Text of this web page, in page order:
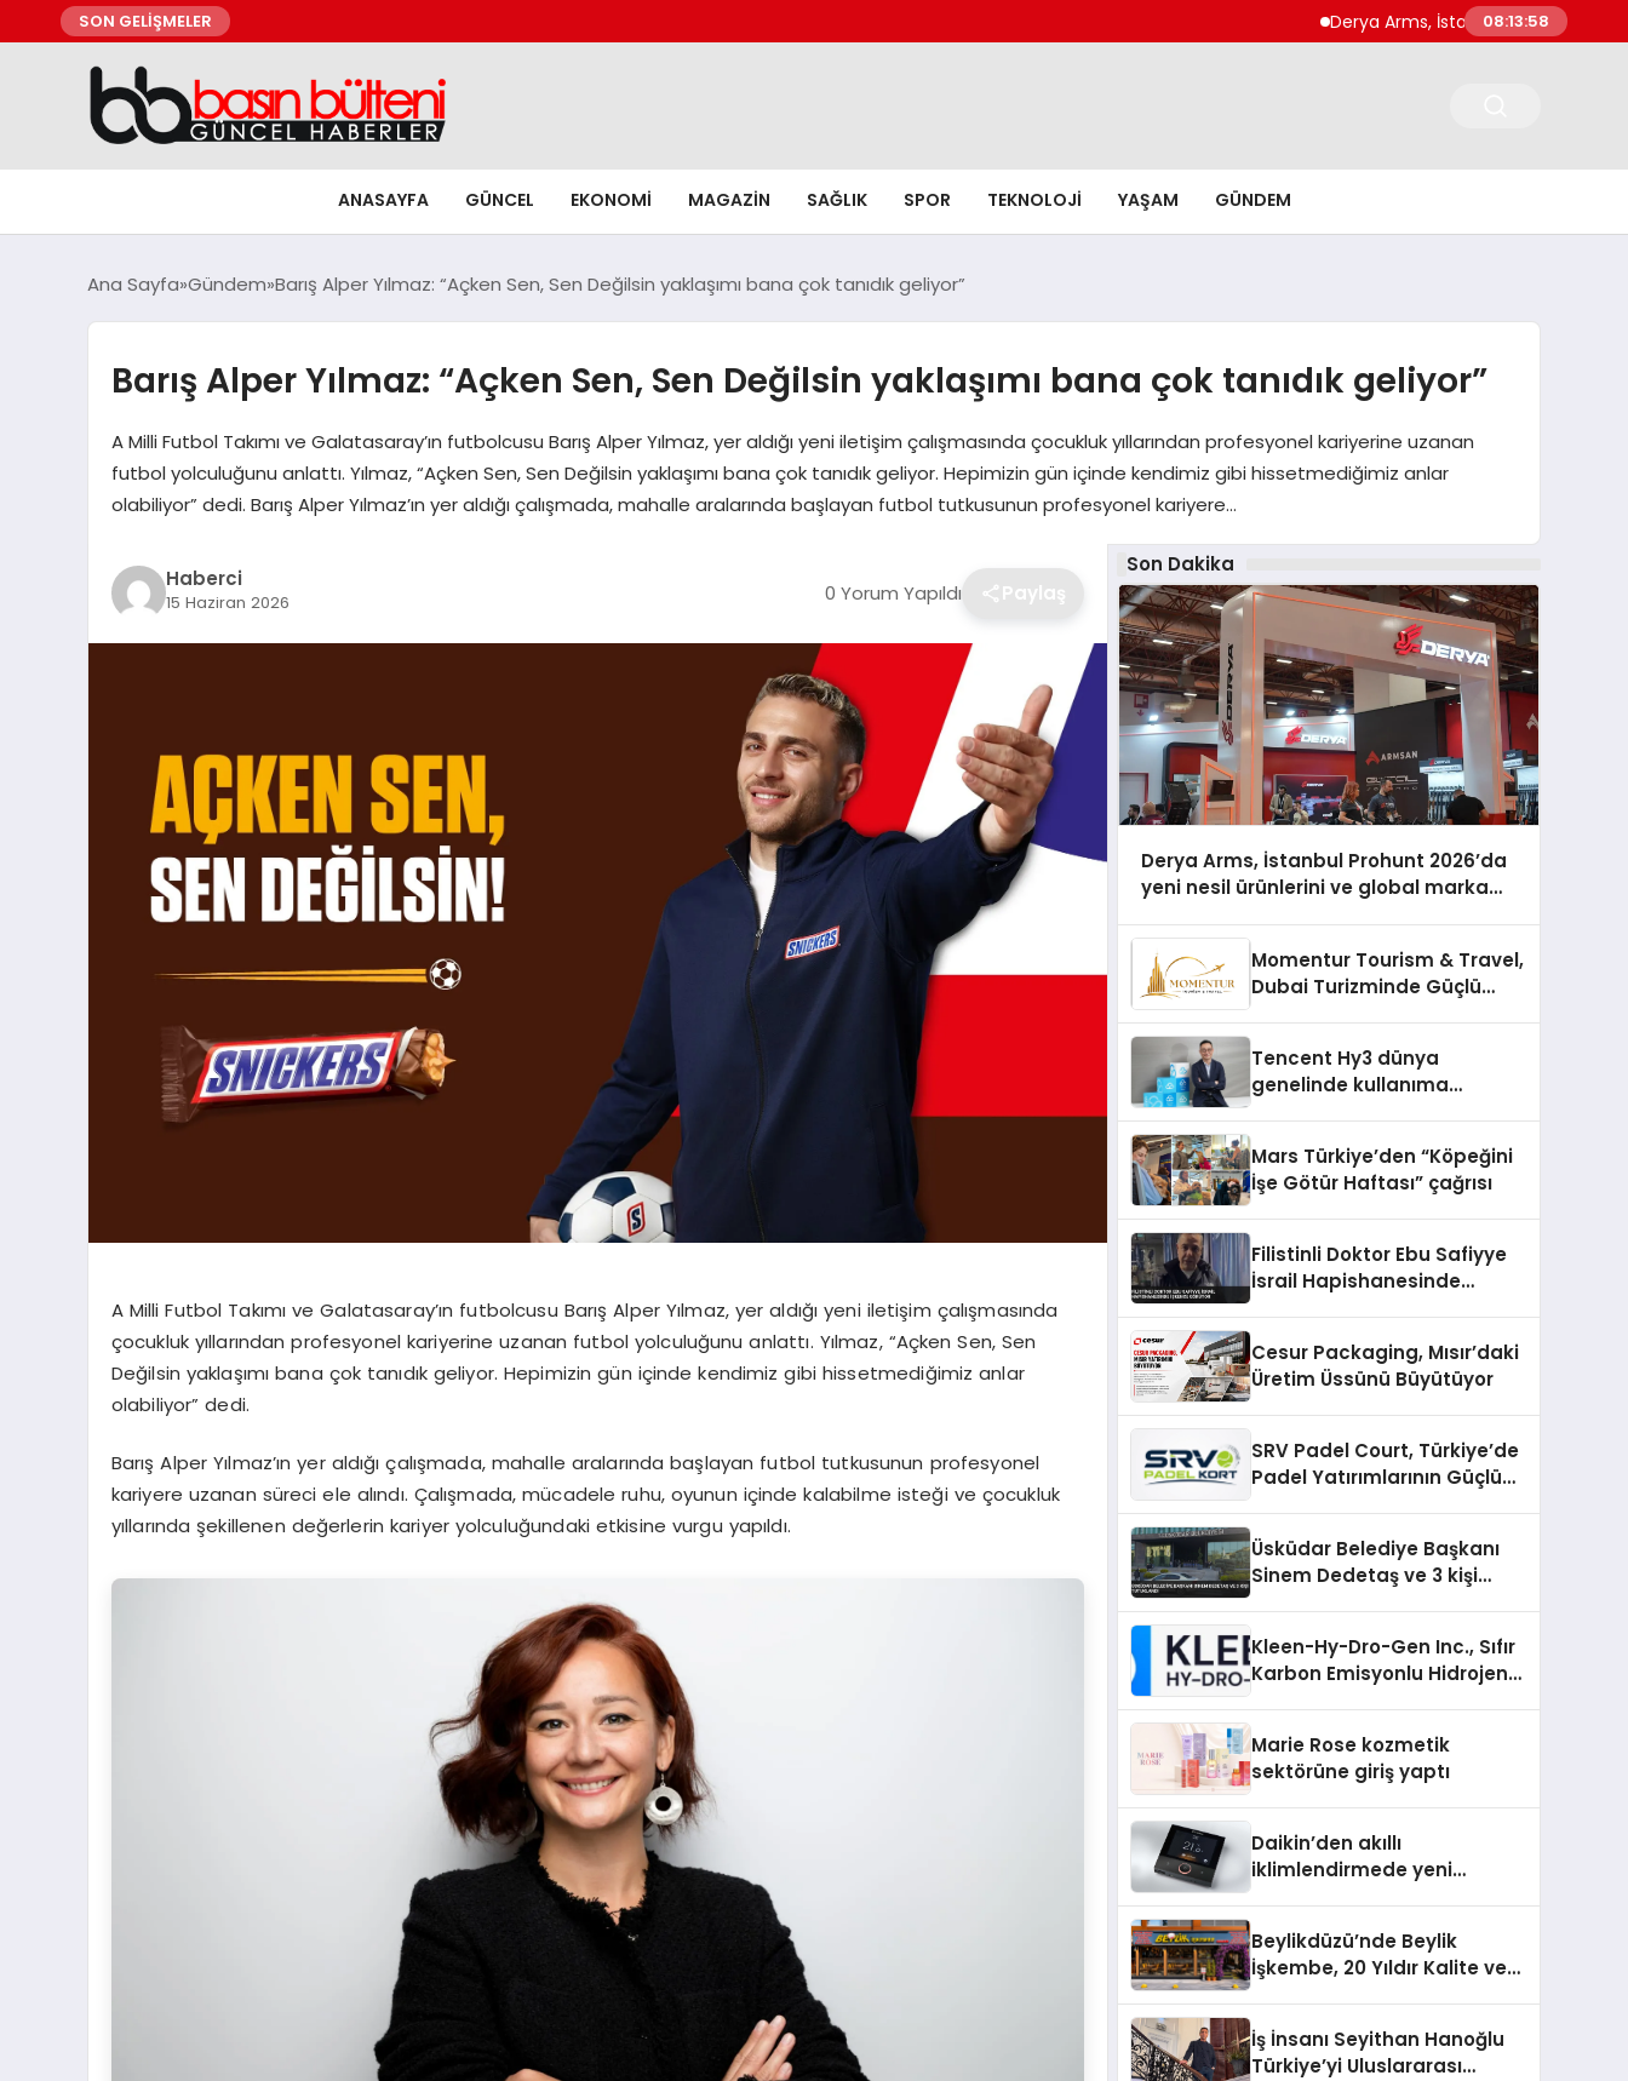
SON GELİŞMELER Derya Arms, İstanbul Prohunt 2026’da
08:13:59
ANASAYFA GÜNCEL EKONOMI MAGAZIN SAĞLIK SPOR TEKNOLOJI YAŞAM GÜNDEM
Ana Sayfa Gündem Barış Alper Yılmaz: “Açken Sen, Sen Değilsin yaklaşımı bana çok tanıdık geliyor”
Barış Alper Yılmaz: “Açken Sen, Sen Değilsin yaklaşımı bana çok tanıdık geliyor”
A Milli Futbol Takımı ve Galatasaray’ın futbolcusu Barış Alper Yılmaz, yer aldığı yeni iletişim çalışmasında çocukluk yıllarından profesyonel kariyerine uzanan
futbol yolculuğunu anlattı. Yılmaz, “Açken Sen, Sen Değilsin yaklaşımı bana çok tanıdık geliyor. Hepimizin gün içinde kendimiz gibi hissetmediğimiz anlar
olabiliyor” dedi. Barış Alper Yılmaz’ın yer aldığı çalışmada, mahalle aralarında başlayan futbol tutkusunun profesyonel kariyere…
Haberci
15 Haziran 2026 0 Yorum Yapıldı Paylaş
A Milli Futbol Takımı ve Galatasaray’ın futbolcusu Barış Alper Yılmaz, yer aldığı yeni iletişim çalışmasında
çocukluk yıllarından profesyonel kariyerine uzanan futbol yolculuğunu anlattı. Yılmaz, “Açken Sen, Sen
Değilsin yaklaşımı bana çok tanıdık geliyor. Hepimizin gün içinde kendimiz gibi hissetmediğimiz anlar
olabiliyor” dedi.
Barış Alper Yılmaz’ın yer aldığı çalışmada, mahalle aralarında başlayan futbol tutkusunun profesyonel
kariyere uzanan süreci ele alındı. Çalışmada, mücadele ruhu, oyunun içinde kalabilme isteği ve çocukluk
yıllarında şekillenen değerlerin kariyer yolculuğundaki etkisine vurgu yapıldı.
Son Dakika
Derya Arms, İstanbul Prohunt 2026’da
yeni nesil ürünlerini ve global marka
Momentur Tourism & Travel,
Dubai Turizminde Güçlü
Tencent Hy3 dünya
genelinde kullanıma
Mars Türkiye’den “Köpeğini
İşe Götür Haftası” çağrısı
Filistinli Doktor Ebu Safiyye
İsrail Hapishanesinde
Cesur Packaging, Mısır’daki
Üretim Üssünü Büyütüyor
SRV Padel Court, Türkiye’de
Padel Yatırımlarının Güçlü
Üsküdar Belediye Başkanı
Sinem Dedetaş ve 3 kişi
Kleen-Hy-Dro-Gen Inc., Sıfır
Karbon Emisyonlu Hidrojen
Aldı
Marie Rose kozmetik
sektörüne giriş yaptı
Daikin’den akıllı
iklimlendirmede yeni
Beylikdüzü’nde Beylik
İşkembe, 20 Yıldır Kalite ve
İş İnsanı Seyithan Hanoğlu
Türkiye’yi Uluslararası